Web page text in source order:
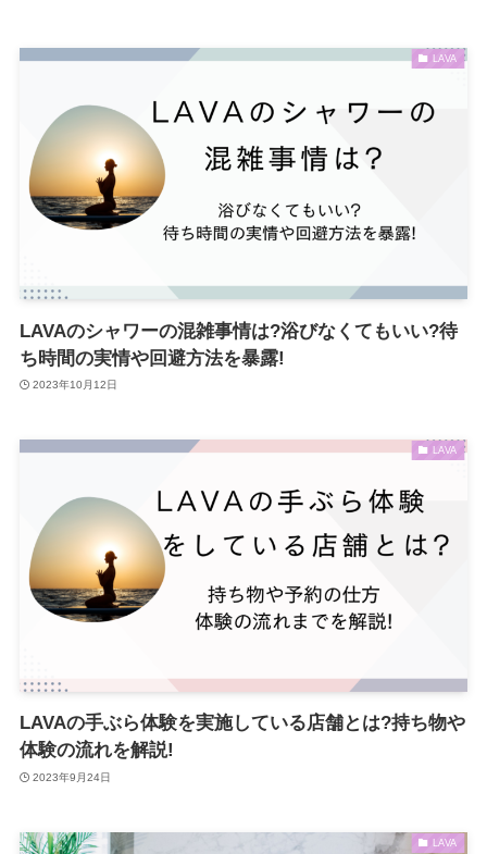
LAVA
LAVAのシャワーの混雑事情は?浴びなくてもいい?待
ち時間の実情や回避方法を暴露!
2023年10月12日
LAVA
LAVAの手ぶら体験を実施している店舗とは?持ち物や
体験の流れを解説!
2023年9月24日
LAVA